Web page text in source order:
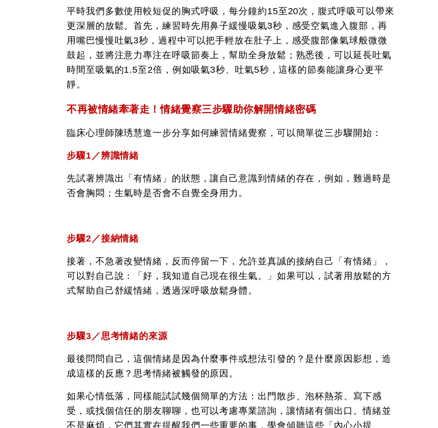
平時我們多數使用較短促的胸式呼吸，每分鐘約15至20次，腹式呼吸可以帶來
更深層的放鬆。首先，練習時先用鼻子緩慢吸氣3秒，感受空氣進入腹部，再
用嘴巴慢慢吐氣3秒，過程中可以把手輕放在肚子上，感受腹部像氣球般微微
鼓起，並將注意力專注在呼吸節奏上，幫助全身放鬆；熟悉後，可以延長吐氣
時間至吸氣的1.5至2倍，例如吸氣3秒、吐氣5秒，這樣的節奏能讓身心更平
靜。
不再被情緒牽著走！情緒覺察三步驟助你解開情緒密碼
臨床心理師陳琇慧進一步分享如何練習情緒覺察，可以簡單從三步驟開始：
步驟1／辨識情緒
先試著辨識出「有情緒」的狀態，讓自己意識到情緒的存在，例如，難過時是
否會胸悶；生氣時是否會不自覺全身用力。
步驟2／接納情緒
接著，不急著改變情緒，反而停留一下，允許並真誠的接納自己「有情緒」，
可以對自己說：「好，我知道自己現在很生氣。」如果可以，試著用放鬆的方
式幫助自己舒緩情緒，透過深呼吸放鬆身體。
步驟3／思考情緒的來源
最後問問自己，這個情緒是因為什麼事件或想法引發的？是什麼原因影想，造
成這樣的反應？思考情緒被觸發的原因。
如果心情低落，同樣能試試幾個簡單的方法：出門散步、泡杯熱茶、寫下感
受，或找個信任的朋友聊聊，也可以考慮專業諮詢，讓情緒有個出口。情緒並
不是麻煩，它們其實在提醒我們一些重要的事，學會傾聽這些「內心小提